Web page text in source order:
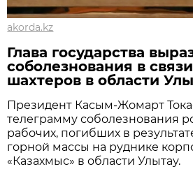
akorda.kz
Глава государства
соболезнования в
шахтеров в области
Президент Касым-Жомарт
телеграмму соболезнования
рабочих, погибших в
горной массы на руднике
«Казахмыс» в области Улытау.